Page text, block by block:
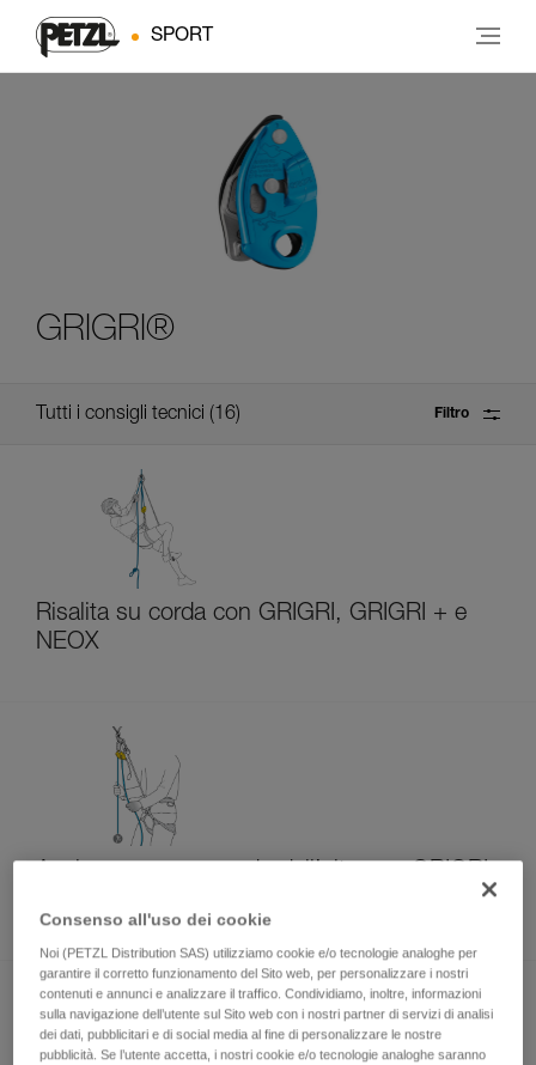
SPORT
GRIGRI®
Tutti i consigli tecnici 16 Filtro
Risalita su corda con GRIGRI, GRIGRI + e
NEOX
Consenso all'uso dei cookie
Noi (PETZL Distribution SAS) utilizziamo cookie e/o tecnologie analoghe per
garantire il corretto funzionamento del Sito web, per personalizzare i nostri
contenuti e annunci e analizzare il traffico. Condividiamo, inoltre, informazioni
sulla navigazione dell’utente sul Sito web con i nostri partner di servizi di analisi
dei dati, pubblicitari e di social media al fine di personalizzare le nostre
pubblicità. Se l’utente accetta, i nostri cookie e/o tecnologie analoghe saranno